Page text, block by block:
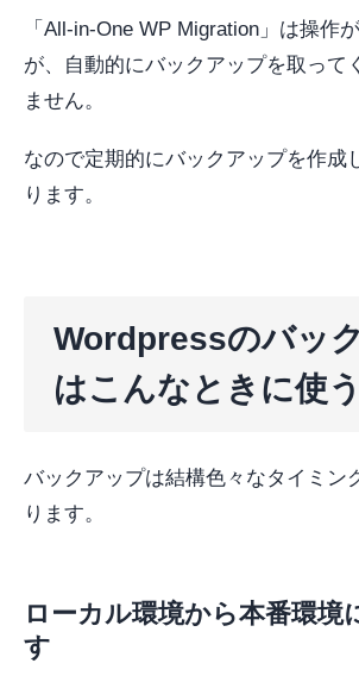
「All-in-One WP Migration」は操作
が、自動的にバックアップを取って
ません。
なので定期的にバックアップを作成
ります。
Wordpressのバッ
はこんなときに使う
バックアップは結構色々なタイミン
ります。
ローカル環境から本番環境
す